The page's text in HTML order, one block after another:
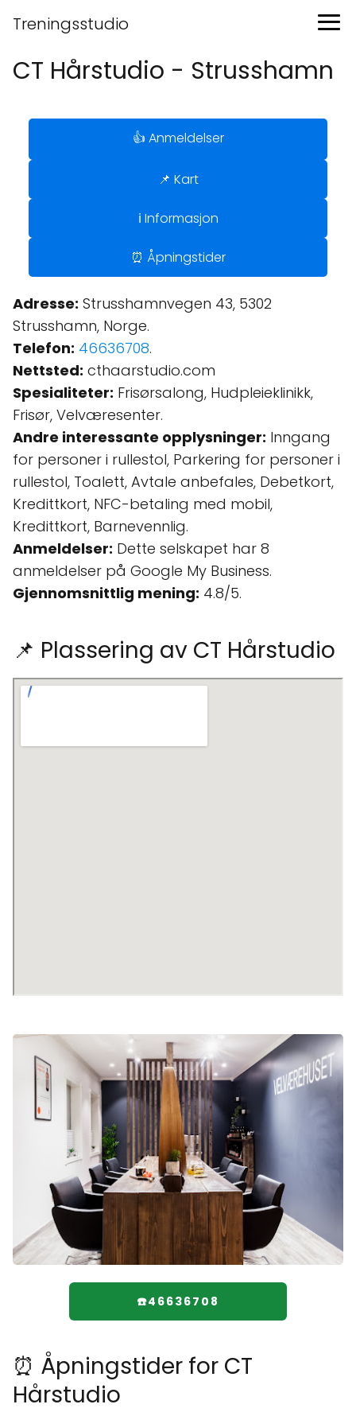
Treningsstudio
CT Hårstudio - Strusshamn
👍 Anmeldelser
📌 Kart
ℹ️ Informasjon
⏰ Åpningstider
Adresse: Strusshamnvegen 43, 5302
Strusshamn, Norge.
Telefon: 46636708.
Nettsted: cthaarstudio.com
Spesialiteter: Frisørsalong, Hudpleieklinikk,
Frisør, Velværesenter.
Andre interessante opplysninger: Inngang
for personer i rullestol, Parkering for personer i
rullestol, Toalett, Avtale anbefales, Debetkort,
Kredittkort, NFC-betaling med mobil,
Kredittkort, Barnevennlig.
Anmeldelser: Dette selskapet har 8
anmeldelser på Google My Business.
Gjennomsnittlig mening: 4.8/5.
📌 Plassering av CT Hårstudio
☎️46636708
⏰ Åpningstider for CT
Hårstudio